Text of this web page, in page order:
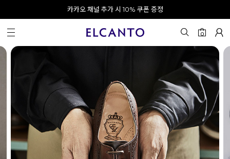
오전 10시 이전 결제 완료 시 오늘 출발!
회원가입 시 최대 20% 쿠폰 지급
카카오 채널 추가 시 10% 쿠폰 증정
0